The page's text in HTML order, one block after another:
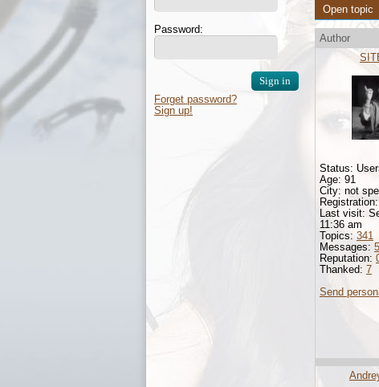
Password:
Forget password?
Sign up!
Open topic
Author
Status:
Age: 91
City: not
Last visit:
11:36 am
Topics: 341
Messages:
Reputation:
Thanked: 7
Send